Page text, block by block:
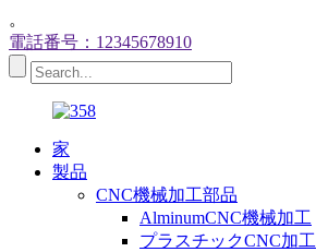
。
電話番号：12345678910
家
製品
CNC機械加工部品
AlminumCNC機械加工
プラスチックCNC加工